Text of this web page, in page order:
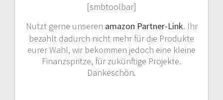
[smbtoolbar]
Nutzt gerne unseren amazon Partner-Link. Ihr
bezahlt dadurch nicht mehr für die Produkte
eurer Wahl, wir bekommen jedoch eine kleine
Finanzspritze, für zukünftige Projekte.
Dankeschön.